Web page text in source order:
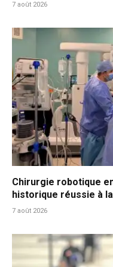
7 août 2026
Chirurgie robotique
historique réussie à
7 août 2026